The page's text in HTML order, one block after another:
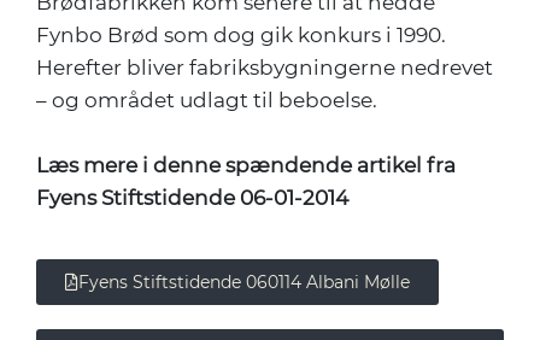
Fynbo Brød som dog gik konkurs i 1990.
Herefter bliver fabriksbygningerne nedrevet
– og området udlagt til beboelse.
Læs mere i denne spændende artikel fra
Fyens Stiftstidende 06-01-2014
Fyens Stiftstidende 060114 Albani Mølle